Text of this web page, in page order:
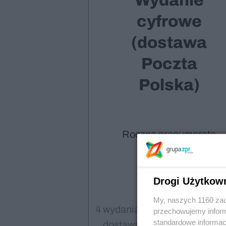
cyfrowe
(dostawa
Poczta
Polska)
Roczna prenumerata
130,00
4 wydania drukowane z
Drogi
My, naszych 1160
przechowujemy
standardowe